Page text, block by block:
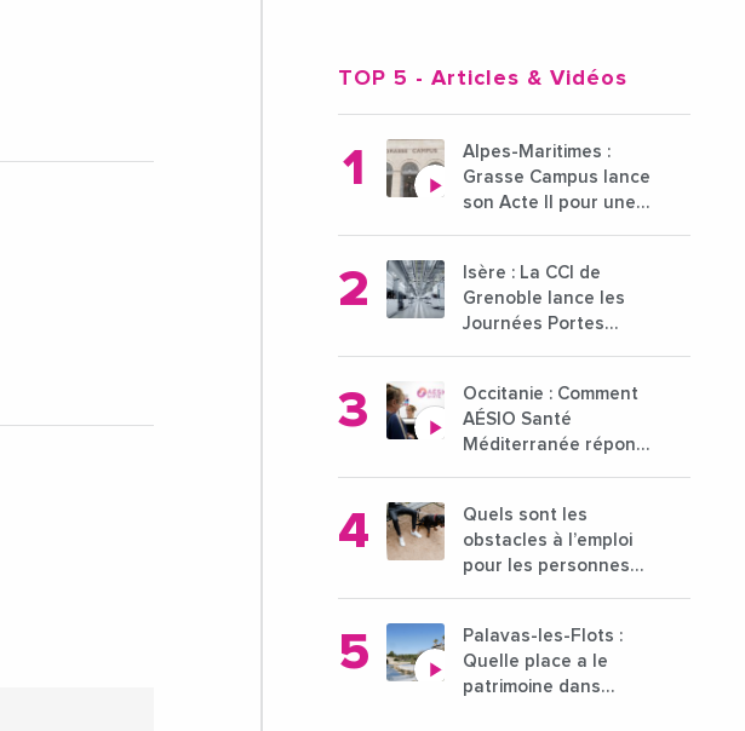
TOP 5 - Articles & Vidéos
Alpes-Maritimes :
Grasse Campus lance
son Acte II pour une
l'enseignement
supérieur
Isère : La CCI de
Grenoble lance les
Journées Portes
21 octobre 2024
Occitanie : Comment
AÉSIO Santé
Méditerranée répond
?
Quels sont les
obstacles à l’emploi
pour les personnes
Palavas-les-Flots :
Quelle place a le
patrimoine dans